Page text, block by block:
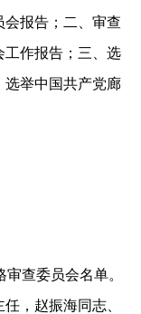
会报告；二、审查
工作报告；三、选
选举中国共产党廊
查委员会名单。
，赵振海同志、